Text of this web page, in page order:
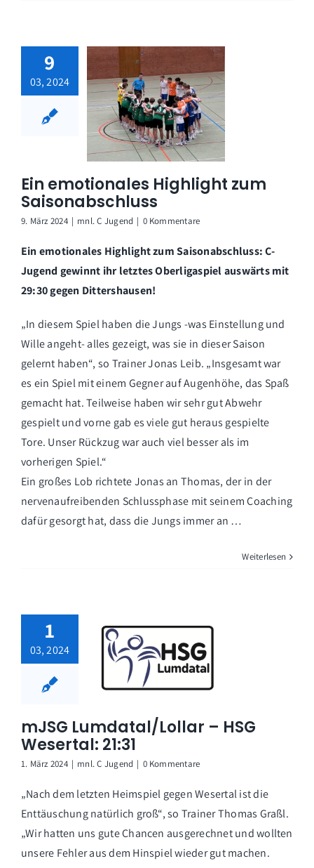
9
03, 2024
Ein emotionales Highlight zum
Saisonabschluss
9. März 2024 | mnl. C Jugend | 0 Kommentare
Ein emotionales Highlight zum Saisonabschluss: C-
Jugend gewinnt ihr letztes Oberligaspiel auswärts mit
29:30 gegen Dittershausen!
„In diesem Spiel haben die Jungs -was Einstellung und
Wille angeht- alles gezeigt, was sie in dieser Saison
gelernt haben“, so Trainer Jonas Leib. „Insgesamt war
es ein Spiel mit einem Gegner auf Augenhöhe, das Spaß
gemacht hat. Teilweise haben wir sehr gut Abwehr
gespielt und vorne gab es viele gut heraus gespielte
Tore. Unser Rückzug war auch viel besser als im
vorherigen Spiel.“
Ein großes Lob richtete Jonas an Thomas, der in der
nervenaufreibenden Schlussphase mit seinem Coaching
dafür gesorgt hat, dass die Jungs immer an …
Weiterlesen
1
03, 2024
mJSG Lumdatal/Lollar – HSG
Wesertal: 21:31
1. März 2024 | mnl. C Jugend | 0 Kommentare
„Nach dem letzten Heimspiel gegen Wesertal ist die
Enttäuschung natürlich groß“, so Trainer Thomas Graßl.
„Wir hatten uns gute Chancen ausgerechnet und wollten
unsere Fehler aus dem Hinspiel wieder gut machen.